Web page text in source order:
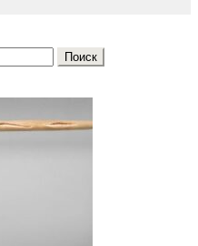
Поиск